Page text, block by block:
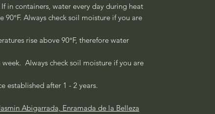
in containers, water every day during heat
90°F. Always check soil moisture if you are
rise above 90°F, therefore water
Always check soil moisture if you are
established after 1 - 2 years.
Abigarrada, Enramada de la Belleza